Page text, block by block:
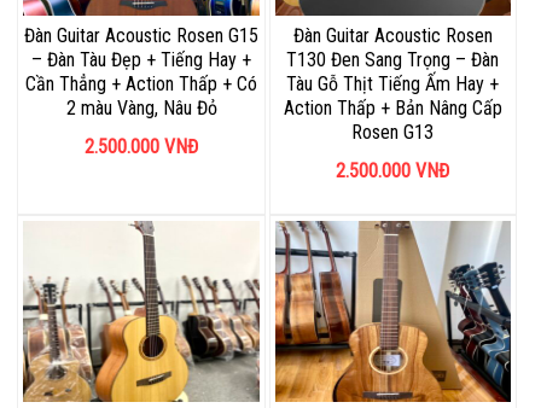
Đàn Guitar Acoustic Rosen G15
– Đàn Tàu Đẹp + Tiếng Hay +
Cần Thẳng + Action Thấp + Có
2 màu Vàng, Nâu Đỏ
2.500.000 VNĐ
Đàn Guitar Acoustic Rosen
T130 Đen Sang Trọng – Đàn
Tàu Gỗ Thịt Tiếng Ấm Hay +
Action Thấp + Bản Nâng Cấp
Rosen G13
2.500.000 VNĐ